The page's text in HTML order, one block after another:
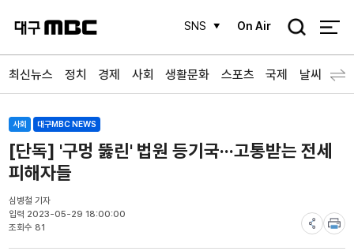
SNS On Air
검
최신뉴스 정치 경제 사회 생활문화 스포츠 국제 날씨
사회 대구MBC NEWS
[단독] '구멍 뚫린' 법원 등기국···고통받는 전세
피해자들
심병철 기자
입력 2023-05-29 18:00:00
조회수 81